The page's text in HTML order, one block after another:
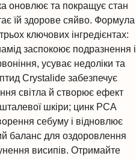
оновлює та покращує стан
їй здорове сяйво. Формула
ключових інгредієнтах:
заспокоює подразнення і
усуває недоліки та
Crystalide забезпечує
світла й створює ефект
шкіри; цинк РСА
себуму і відновлює
баланс для оздоровлення
висипів. Отримайте